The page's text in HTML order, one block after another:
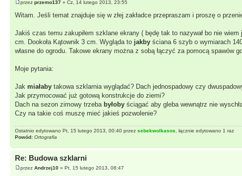
przez przemo137 » Cz, 14 lutego 2013, 23:55
Witam. Jeśli temat znajduje się w złej zakładce przepraszam i proszę o
Jakiś czas temu zakupiłem szklane ekrany ( będę tak to nazywał bo nie wiem
cm. Dookoła Kątownik 3 cm. Wygląda to jakby ściana 6 szyb o wymiarach
własne do ogrodu. Takowe ekrany można z sobą łączyć za pomocą spawów
Moje pytania:
Jak miałaby takowa szklarnia wyglądać? Dach jednospadowy czy
Jak przymocować już gotową konstrukcje do ziemi?
Dach na sezon zimowy trzeba byłoby ściągać aby gleba wewnątrz nie
Czy na takie coś muszę mieć jakieś pozwolenie?
Ostatnio edytowano Pt, 15 lutego 2013, 00:40 przez sebekwolkasos , łącznie edytowano 1 raz
Powód: Ortografia
Re: Budowa szklarni
przez Andrzej10 » Pt, 15 lutego 2013, 08:47